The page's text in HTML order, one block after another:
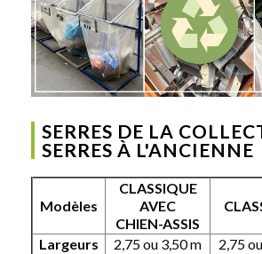
SERRES DE LA
SERRES À L'ANCIENNE
Modèles
CLASSIQUE
AVEC
CHIEN-ASSIS
Largeurs 2,75 ou 3,50 m 2,75